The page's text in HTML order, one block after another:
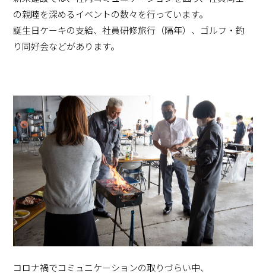
の親睦を深めるイベントの数々を行っています。
誕生日ケーキの支給、社員研修旅行（隔年）、ゴルフ・釣
り同好会などがあります。
コロナ禍でコミュニケーションの取りづらい中、